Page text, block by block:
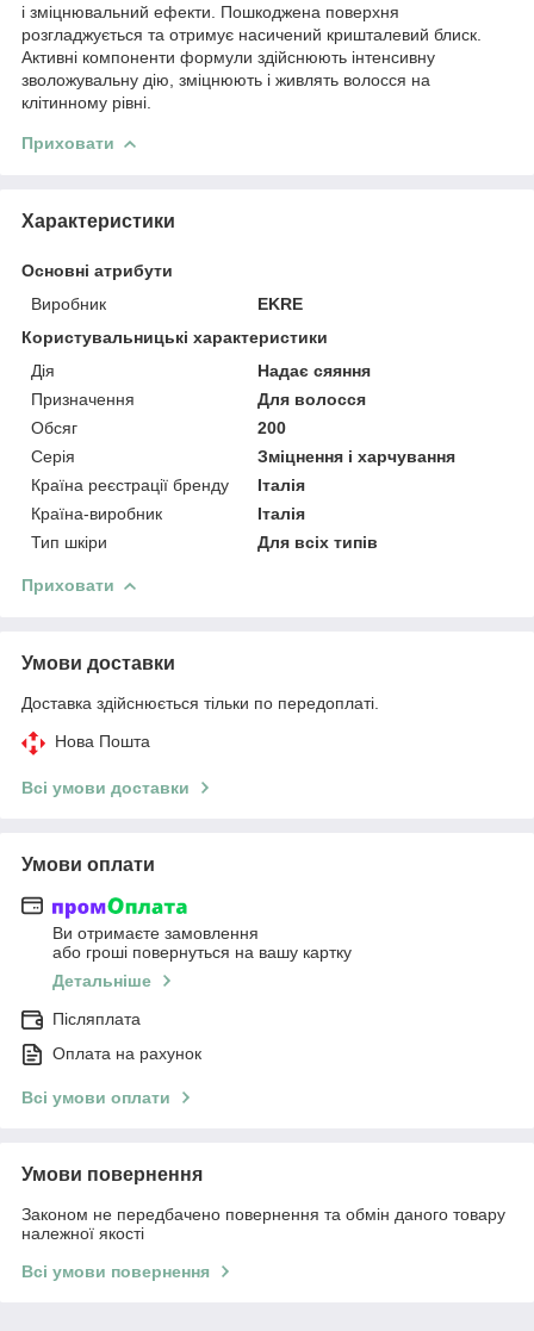
і зміцнювальний ефекти. Пошкоджена поверхня
розгладжується та отримує насичений кришталевий блиск.
Активні компоненти формули здійснюють інтенсивну
зволожувальну дію, зміцнюють і живлять волосся на
клітинному рівні.
Приховати
Характеристики
Основні атрибути
Виробник
EKRE
Користувальницькі характеристики
Дія
Надає сяяння
Призначення
Для волосся
Обсяг
200
Серія
Зміцнення і харчування
Країна реєстрації бренду
Італія
Країна-виробник
Італія
Тип шкіри
Для всіх типів
Приховати
Умови доставки
Доставка здійснюється тільки по передоплаті.
Нова Пошта
Всі умови доставки
Умови оплати
Ви отримаєте замовлення
або гроші повернуться на вашу картку
Детальніше
Післяплата
Оплата на рахунок
Всі умови оплати
Умови повернення
Законом не передбачено повернення та обмін даного товару
належної якості
Всі умови повернення